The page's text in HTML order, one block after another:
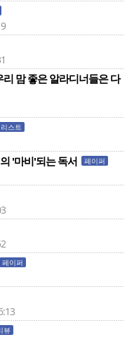
맘 좋은 알라디너들은 다
리스트
'마비'되는 독서 페이퍼
페이퍼
뷰